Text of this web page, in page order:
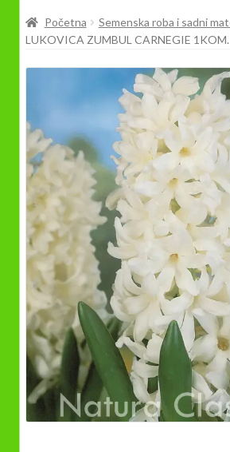
Prodavnica
Početna Semenska roba i sadni
LUKOVICA ZUMBUL CARNEGIE 1KOM.